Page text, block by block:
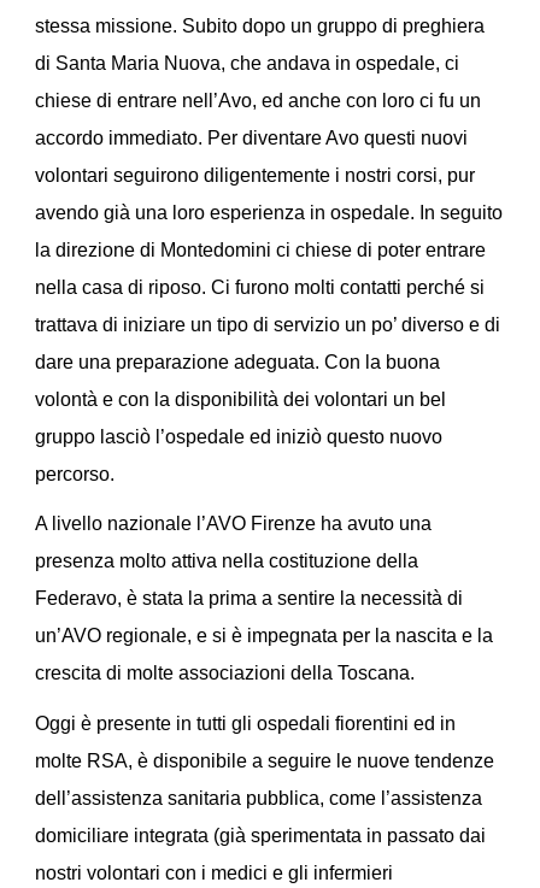
stessa missione. Subito dopo un gruppo di preghiera
di Santa Maria Nuova, che andava in ospedale, ci
chiese di entrare nell’Avo, ed anche con loro ci fu un
accordo immediato. Per diventare Avo questi nuovi
volontari seguirono diligentemente i nostri corsi, pur
avendo già una loro esperienza in ospedale. In seguito
la direzione di Montedomini ci chiese di poter entrare
nella casa di riposo. Ci furono molti contatti perché si
trattava di iniziare un tipo di servizio un po’ diverso e di
dare una preparazione adeguata. Con la buona
volontà e con la disponibilità dei volontari un bel
gruppo lasciò l’ospedale ed iniziò questo nuovo
percorso.
A livello nazionale l’AVO Firenze ha avuto una
presenza molto attiva nella costituzione della
Federavo, è stata la prima a sentire la necessità di
un’AVO regionale, e si è impegnata per la nascita e la
crescita di molte associazioni della Toscana.
Oggi è presente in tutti gli ospedali fiorentini ed in
molte RSA, è disponibile a seguire le nuove tendenze
dell’assistenza sanitaria pubblica, come l’assistenza
domiciliare integrata (già sperimentata in passato dai
nostri volontari con i medici e gli infermieri